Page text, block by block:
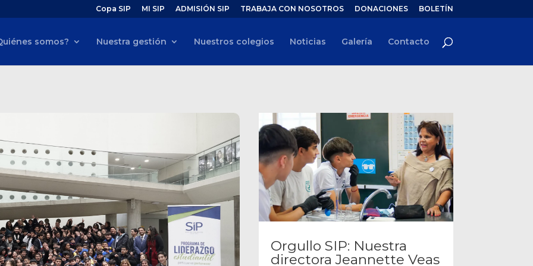
Copa SIP MI SIP ADMISIÓN SIP TRABAJA CON NOSOTROS DONACIONES BOLETÍN
somos? Nuestra gestión Nuestros colegios Noticias Galería Contacto
Orgullo SIP: Nuestra
directora Jeannette Veas